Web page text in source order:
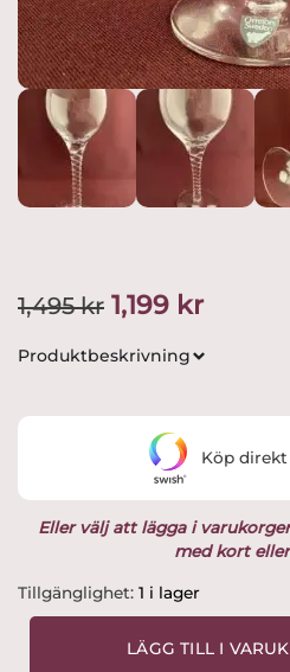
1,495kr Det
ursprungliga
var:
1,495 kr.
1,199 krDet
1,199
Produktbeskrivning
Eller välj att lägga i
med kort
Tillgänglighet: 1 i lager
Orrefors
LÄGG TILL I
Köp